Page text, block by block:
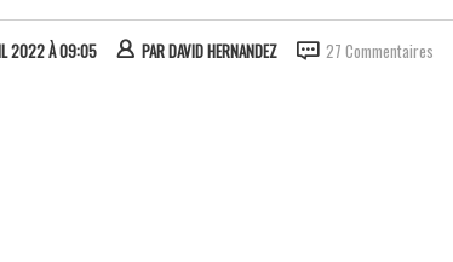
2022 À 09:05 PARDAVID HERNANDEZ 27 Commentaires